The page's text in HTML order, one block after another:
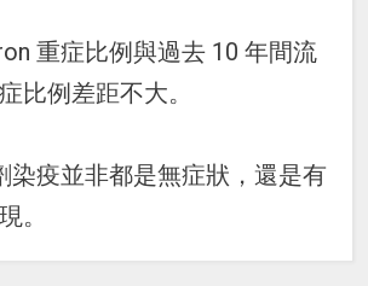
重症比例與過去 10 年間流
比例差距不大。
染疫並非都是無症狀，還是有
。